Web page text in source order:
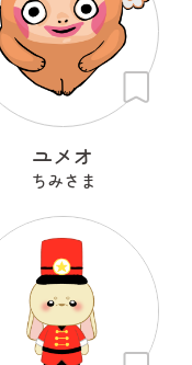
ユメオ
ちみさま